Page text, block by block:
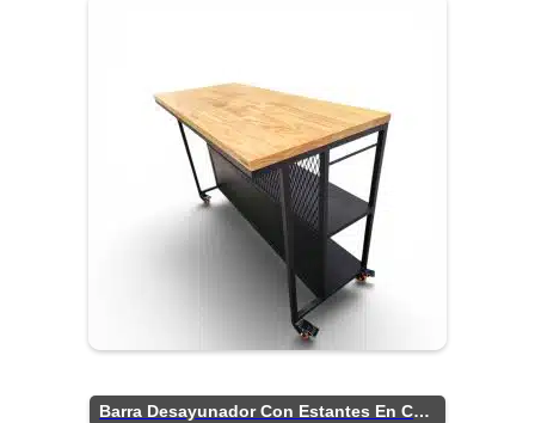
Barra Desayunador Con Estantes En Chapa